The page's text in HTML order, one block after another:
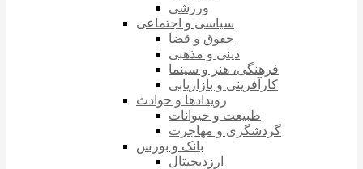
ورزشی
سیاسی و اجتماعی
حقوق و قضا
دینی و مذهبی
فرهنگی، هنر و سینما
کارآفرینی و بازاریابی
رویدادها و حوادث
طبیعت و حیوانات
گردشگری و مهاجرت
بانک و بورس
ارزدیجیتال